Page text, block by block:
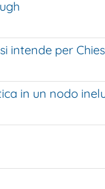
intende per
in un nodo